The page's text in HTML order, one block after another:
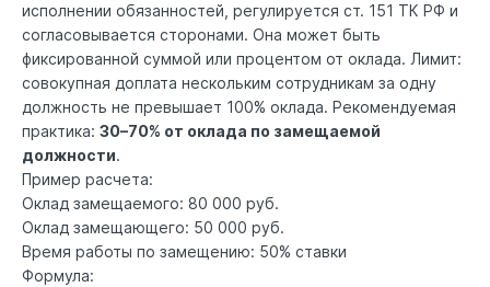
исполнении обязанностей, регулируется ст. 151 ТК РФ и
согласовывается сторонами. Она может быть
фиксированной суммой или процентом от оклада. Лимит:
совокупная доплата нескольким сотрудникам за одну
должность не превышает 100% оклада. Рекомендуемая
практика: 30–70% от оклада по замещаемой
должности.
Пример расчета:
Оклад замещаемого: 80 000 руб.
Оклад замещающего: 50 000 руб.
Время работы по замещению: 50% ставки
Формула: